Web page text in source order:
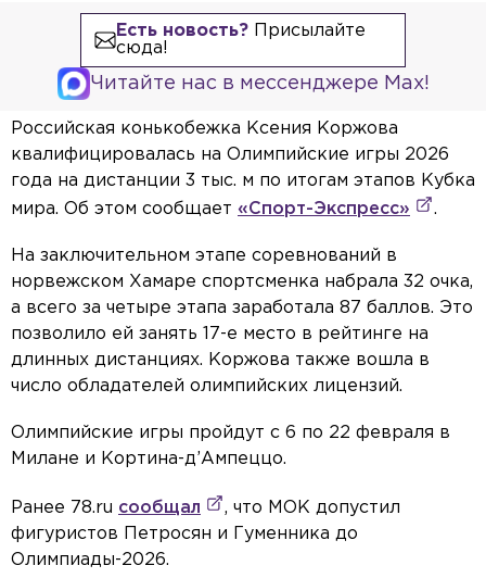
Есть новость?Присылайте
сюда!
Читайте нас в мессенджере Max!
Российская конькобежка Ксения Коржова
квалифицировалась на Олимпийские игры 2026
года на дистанции 3 тыс. м по итогам этапов Кубка
мира. Об этом сообщает «Спорт-Экспресс» .
На заключительном этапе соревнований в
норвежском Хамаре спортсменка набрала 32 очка,
а всего за четыре этапа заработала 87 баллов. Это
позволило ей занять 17-е место в рейтинге на
длинных дистанциях. Коржова также вошла в
число обладателей олимпийских лицензий.
Олимпийские игры пройдут с 6 по 22 февраля в
Милане и Кортина-д’Ампеццо.
Ранее 78.ru сообщал
, что МОК допустил
фигуристов Петросян и Гуменника до
Олимпиады-2026.